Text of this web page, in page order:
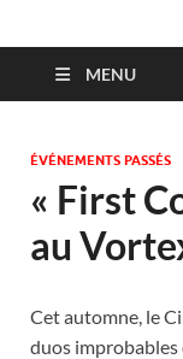
Ciné-
deMENU
ÉVÉNEMENTS PASSÉS
« First
au
Cet automne, le
duos improbables